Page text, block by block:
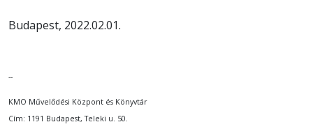
Budapest, 2022.02.01.
--
KMO Művelődési Központ és Könyvtár
Cím: 1191 Budapest, Teleki u. 50.